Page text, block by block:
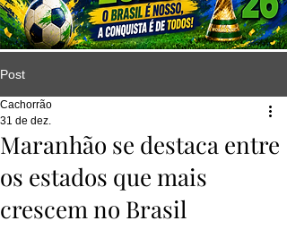
Post
Maranhão se destaca entre
os estados que mais
crescem no Brasil
Cachorrão
31 de dez.